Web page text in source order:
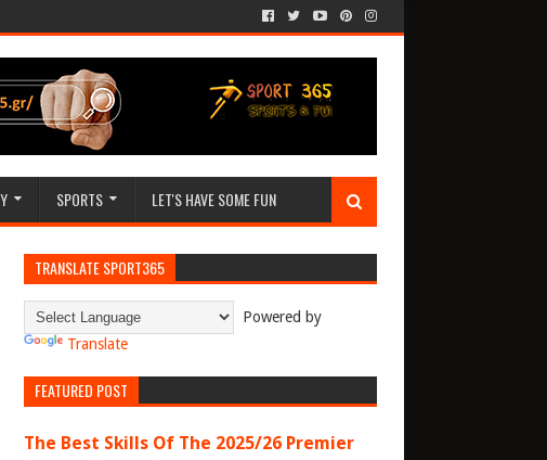
SPORTS LET'S HAVE SOME FUN
TRANSLATE SPORT365
Powered by
Translate
FEATURED POST
The Best Skills Of The 2025/26 Premier